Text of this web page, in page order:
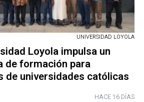
UNIVERSIDAD LOYOLA
Loyola impulsa un
de formación para
de universidades católicas
HACE 16 DÍAS